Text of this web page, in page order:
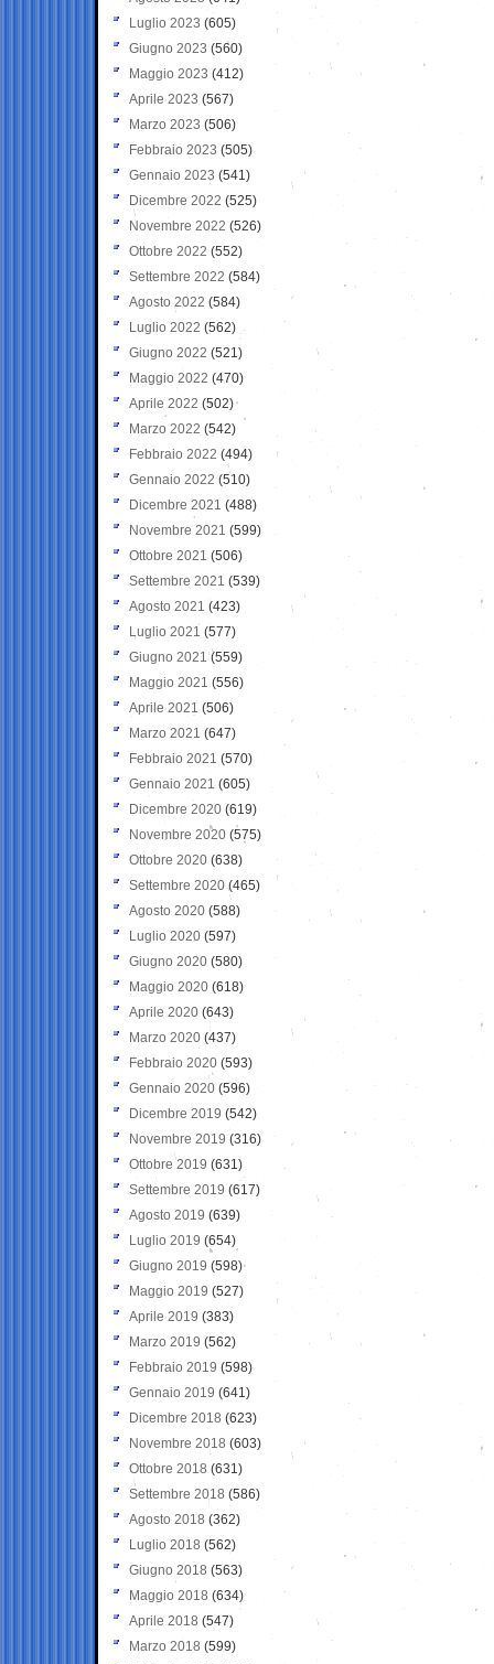
Luglio 2023 (605)
Giugno 2023 (560)
Maggio 2023 (412)
Aprile 2023 (567)
Marzo 2023 (506)
Febbraio 2023 (505)
Gennaio 2023 (541)
Dicembre 2022 (525)
Novembre 2022 (526)
Ottobre 2022 (552)
Settembre 2022 (584)
Agosto 2022 (584)
Luglio 2022 (562)
Giugno 2022 (521)
Maggio 2022 (470)
Aprile 2022 (502)
Marzo 2022 (542)
Febbraio 2022 (494)
Gennaio 2022 (510)
Dicembre 2021 (488)
Novembre 2021 (599)
Ottobre 2021 (506)
Settembre 2021 (539)
Agosto 2021 (423)
Luglio 2021 (577)
Giugno 2021(559)
Maggio 2021 (556)
Aprile 2021 (506)
Marzo 2021 (647)
Febbraio 2021 (570)
Gennaio 2021 (605)
Dicembre 2020 (619)
Novembre 2020 (575)
Ottobre 2020 (638)
Settembre 2020(465)
Agosto 2020 (588)
Luglio 2020 (597)
Giugno 2020 (580)
Maggio 2020 (618)
Aprile 2020 (643)
Marzo 2020 (437)
Febbraio 2020 (593)
Gennaio 2020 (596)
Dicembre 2019 (542)
Novembre 2019 (316)
Ottobre 2019 (631)
Settembre 2019 (617)
Agosto 2019 (639)
Luglio 2019 (654)
Giugno 2019 (598)
Maggio 2019 (527)
Aprile 2019 (383)
Marzo 2019 (562)
Febbraio 2019 (598)
Gennaio 2019 (641)
Dicembre 2018 (623)
Novembre 2018 (603)
Ottobre 2018 (631)
Settembre 2018 (586)
Agosto 2018 (362)
Luglio 2018 (562)
Giugno 2018 (563)
Maggio 2018 (634)
Aprile 2018 (547)
Marzo 2018 (599)